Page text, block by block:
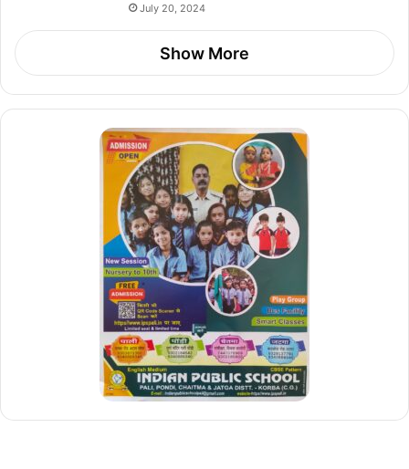
July 20, 2024
Show More